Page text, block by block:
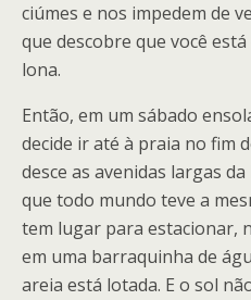
ciúmes e nos impedem de
que descobre que você
lona.
Então, em um sábado
decide ir até à praia no fim
desce as avenidas largas
que todo mundo teve a
tem lugar para estacionar,
em uma barraquinha de
areia está lotada. E o sol